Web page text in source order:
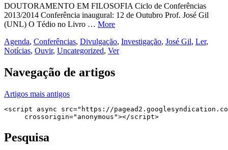
DOUTORAMENTO EM FILOSOFIA Ciclo de Conferências
2013/2014 Conferência inaugural: 12 de Outubro Prof. José Gil
(UNL) O Tédio no Livro … More
Agenda, Conferências, Divulgação, Investigação, José Gil, Ler,
Notícias, Ouvir, Uncategorized, Ver
Navegação de artigos
Artigos mais antigos
<script async src="https://
     crossorigin="anonymous"></script>
Pesquisa